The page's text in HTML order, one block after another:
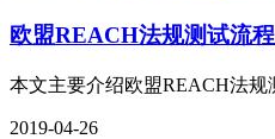
欧盟REACH法规测试流
本文主要介绍欧盟REACH法
2019-04-26